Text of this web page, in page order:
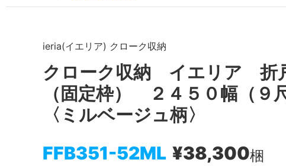
ieria(イエリア) クローク収納
クローク収納 イエリア 折
（固定枠） ２４５０幅（
〈ミルベージュ柄〉
FFB351-52ML ¥38,300梱